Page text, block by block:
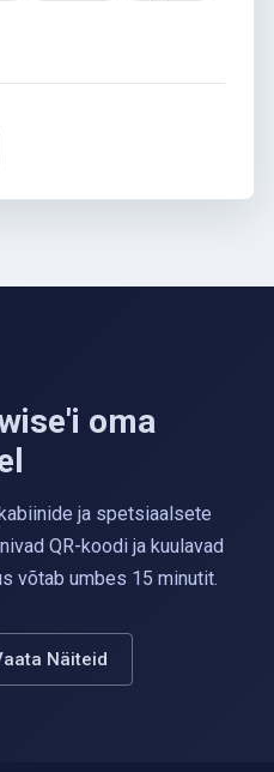
oma
ja spetsiaalsete
QR-koodi ja kuulavad
võtab umbes 15 minutit.
Näiteid